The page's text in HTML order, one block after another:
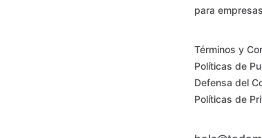
para empresas
Términos y
Políticas de
Defensa del
Políticas de